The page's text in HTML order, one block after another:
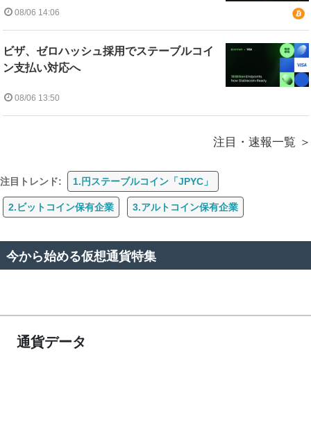
08/06 14:06
ビザ、ゼロハッシュ採用でステーブルコイ
ン支払い対応へ
08/06 13:50
注目・速報一覧
注目トレンド: 1.円ステーブルコイン「JPYC」
2.ビットコイン保有企業 3.アルトコイン保有企業
今から始める仮想通貨特集
通貨データ